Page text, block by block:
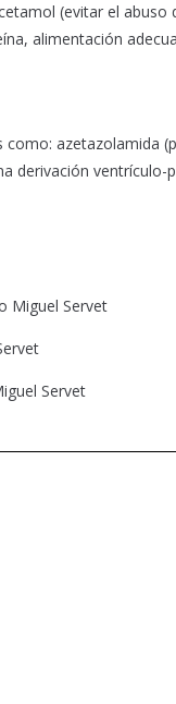
(evitar el abuso
alimentación
azetazolamida
derivación
Miguel Servet
Servet